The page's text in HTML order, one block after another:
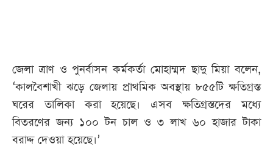
জেলা ত্রাণ ও পুনর্বাসন কর্মকর্তা মোহাম্মদ ছাদু মিয়া বলেন,
‘কালবৈশাখী ঝড়ে জেলায় প্রাথমিক অবস্থায় ৮৫৫টি ক্ষতিগ্রস্ত
ঘরের তালিকা করা হয়েছে। এসব ক্ষতিগ্রস্তদের মধ্যে
বিতরণের জন্য ১০০ টন চাল ও ৩ লাখ ৬০ হাজার টাকা
বরাদ্দ দেওয়া হয়েছে।’